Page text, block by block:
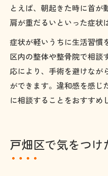
とえば、朝起きた時に首が
肩が重だるいといった症状
症状が軽いうちに生活習慣
区内の整体や整骨院で相談
応により、手術を避けなが
ができます。違和感を感じ
に相談することをおすすめ
戸畑区で気をつ